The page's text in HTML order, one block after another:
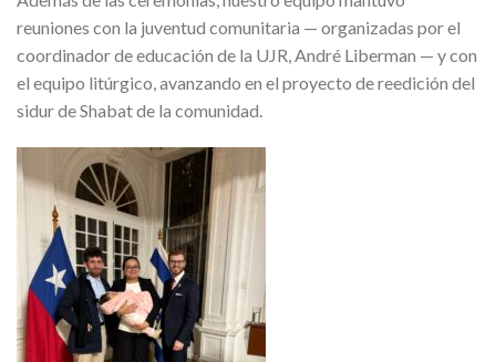
reuniones con la juventud comunitaria — organizadas por el
coordinador de educación de la UJR, André Liberman — y con
el equipo litúrgico, avanzando en el proyecto de reedición del
sidur de Shabat de la comunidad.